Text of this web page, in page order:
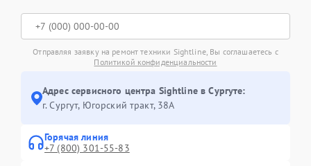
Отправляя заявку на ремонт техники Sightline, Вы соглашаетесь с
Политикой конфиденциальности
Адрес сервисного центра Sightline в Сургуте:
г. Сургут, Югорский тракт, 38А
Горячая линия
+7 (800) 301-55-83